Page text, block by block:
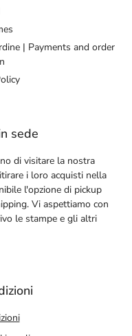
| Payments and order
sede
di visitare la nostra
i loro acquisti nella
l'opzione di pickup
Vi aspettiamo con
le stampe e gli altri